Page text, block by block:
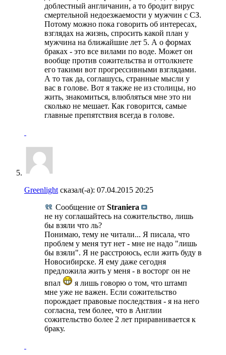
доблестный англичанин, а то бродит вирус
смертельной недоезжаемости у мужчин с СЗ.
Потому можно пока говорить об интересах,
взглядах на жизнь, спросить какой план у
мужчина на ближайшие лет 5. А о формах
браках - это все вилами по воде. Может он
вообще против сожительства и оттолкнете
его такими вот прогрессивными взглядами.
А то так да, соглашусь, странные мысли у
вас в голове. Вот я также не из столицы, но
жить, знакомиться, влюбляться мне это ни
сколько не мешает. Как говорится, самые
главные препятствия всегда в голове.
Greenlight сказал(-а): 07.04.2015 20:25
Сообщение от Straniera
не ну соглашайтесь на сожительство, лишь
бы взяли что ль?
Понимаю, тему не читали... Я писала, что
проблем у меня тут нет - мне не надо "лишь
бы взяли". Я не расстроюсь, если жить буду в
Новосибирске. Я ему даже сегодня
предложила жить у меня - в восторг он не
впал
я лишь говорю о том, что штамп
мне уже не важен. Если сожительство
порождает правовые последствия - я на него
согласна, тем более, что в Англии
сожительство более 2 лет приравнивается к
браку.